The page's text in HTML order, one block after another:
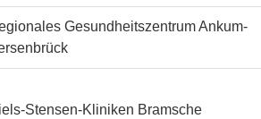
Gesundheitszentrum Ankum-
Stensen-Kliniken Bramsche